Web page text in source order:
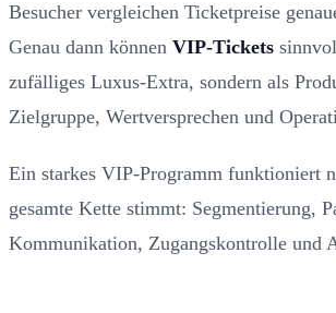
Besucher vergleichen Ticketpreise
Genau dann können VIP-Tickets
zufälliges Luxus-Extra, sondern als
Zielgruppe, Wertversprechen und
Ein starkes VIP-Programm funktioniert
gesamte Kette stimmt: Segmentierung,
Kommunikation, Zugangskontrolle und